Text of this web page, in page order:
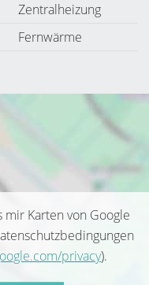
Zentralheizung
Fernwärme
Karten von Google
privacy).